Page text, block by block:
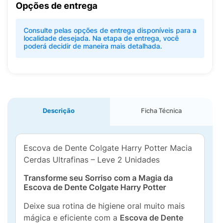
Opções de entrega
Consulte pelas opções de entrega disponíveis para a
localidade desejada. Na etapa de entrega, você
poderá decidir de maneira mais detalhada.
Descrição Ficha Técnica
Escova de Dente Colgate Harry Potter Macia
Cerdas Ultrafinas – Leve 2 Unidades
Transforme seu Sorriso com a Magia da
Escova de Dente Colgate Harry Potter
Deixe sua rotina de higiene oral muito mais
mágica e eficiente com a Escova de Dente